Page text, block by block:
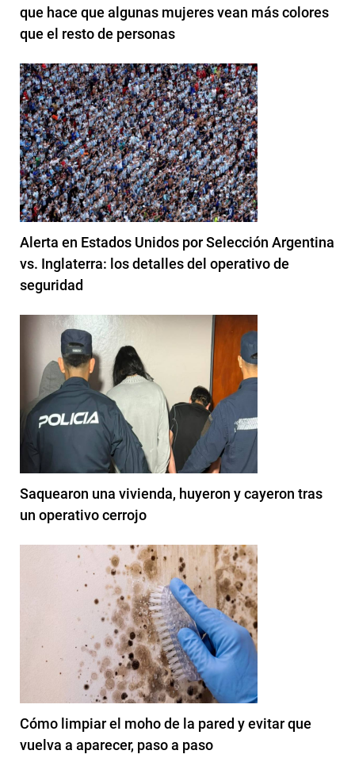
que hace que algunas mujeres vean más colores
que el resto de personas
Alerta en Estados Unidos por Selección Argentina
vs. Inglaterra: los detalles del operativo de
seguridad
Saquearon una vivienda, huyeron y cayeron tras
un operativo cerrojo
Cómo limpiar el moho de la pared y evitar que
vuelva a aparecer, paso a paso